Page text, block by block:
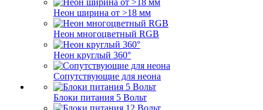
Неон ширина от >18 мм
Неон многоцветный RGB
Неон круглый 360°
Сопутствующие для неона
Блоки питания 5 Вольт